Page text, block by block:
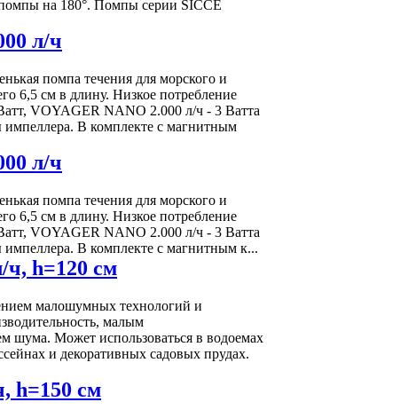
помпы на 180°. Помпы серии SICCE
л/ч
помпа течения для морского и
6,5 см в длину. Низкое потребление
VOYAGER NANO 2.000 л/ч - 3 Ватта
В комплекте с магнитным
л/ч
помпа течения для морского и
6,5 см в длину. Низкое потребление
VOYAGER NANO 2.000 л/ч - 3 Ватта
В комплекте с магнитным к...
ч, h=120 см
малошумных технологий и
малым
шума. Может использоваться в водоемах
и декоративных садовых прудах.
h=150 см